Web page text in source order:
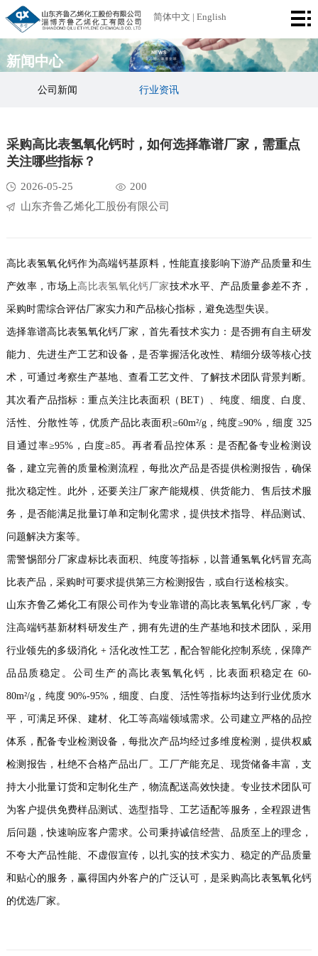
简体中文 English
首
页
公
介
中
区
备
荣
资
新
闻
联
们
新闻中心
公司新闻 行业资讯
采购高比表氢氧化钙时，如何选择靠谱厂家，需重点
关注哪些指标？
2026-05-25
200
山东齐鲁乙烯化工股份有限公司
高比表氢氧化钙作为高端钙基原料，性能直接影响下游产品质量和生
产效率，市场上高比表氢氧化钙厂家技术水平、产品质量参差不齐，
采购时需综合评估厂家实力和产品核心指标，避免选型失误。
选择靠谱高比表氢氧化钙厂家，首先看技术实力：是否拥有自主研发
能力、先进生产工艺和设备，是否掌握活化改性、精细分级等核心技
术，可通过考察生产基地、查看工艺文件、了解技术团队背景判断。
其次看产品指标：重点关注比表面积（BET）、纯度、细度、白度、
活性、分散性等，优质产品比表面积≥60m²/g，纯度≥90%，细度 325
目通过率≥95%，白度≥85。再者看品控体系：是否配备专业检测设
备，建立完善的质量检测流程，每批次产品是否提供检测报告，确保
批次稳定性。此外，还要关注厂家产能规模、供货能力、售后技术服
务，是否能满足批量订单和定制化需求，提供技术指导、样品测试、
问题解决方案等。
需警惕部分厂家虚标比表面积、纯度等指标，以普通氢氧化钙冒充高
比表产品，采购时可要求提供第三方检测报告，或自行送检核实。
山东齐鲁乙烯化工有限公司作为专业靠谱的高比表氢氧化钙厂家，专
注高端钙基新材料研发生产，拥有先进的生产基地和技术团队，采用
行业领先的多级消化 + 活化改性工艺，配合智能化控制系统，保障产
品品质稳定。公司生产的高比表氢氧化钙，比表面积稳定在 60-
80m²/g，纯度 90%-95%，细度、白度、活性等指标均达到行业优质水
平，可满足环保、建材、化工等高端领域需求。公司建立严格的品控
体系，配备专业检测设备，每批次产品均经过多维度检测，提供权威
检测报告，杜绝不合格产品出厂。工厂产能充足、现货储备丰富，支
持大小批量订货和定制化生产，物流配送高效快捷。专业技术团队可
为客户提供免费样品测试、选型指导、工艺适配等服务，全程跟进售
后问题，快速响应客户需求。公司秉持诚信经营、品质至上的理念，
不夸大产品性能、不虚假宣传，以扎实的技术实力、稳定的产品质量
和贴心的服务，赢得国内外客户的广泛认可，是采购高比表氢氧化钙
的优选厂家。